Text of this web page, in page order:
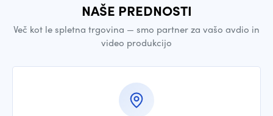
NAŠE PREDNOSTI
Več kot le spletna trgovina — smo partner za vašo avdio in
video produkcijo